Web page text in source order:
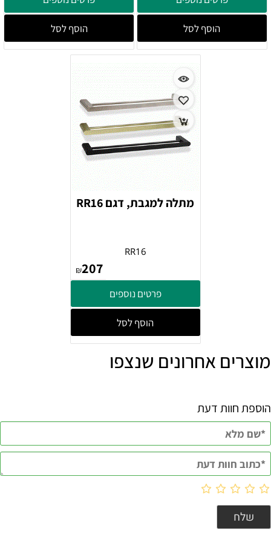
הוסף לסל הוסף לסל
מתלה למגבת, דגם RR16
RR16
₪207
פרטים נוספים
הוסף לסל
מוצרים אחרונים שנצפו
הוספת חוות דעת